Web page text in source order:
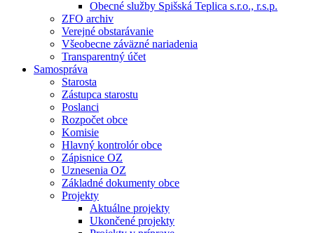
Obecné služby Spišská Teplica s.r.o., r.s.p.
ZFO archiv
Verejné obstarávanie
Všeobecne záväzné nariadenia
Transparentný účet
Samospráva
Starosta
Zástupca starostu
Poslanci
Rozpočet obce
Komisie
Hlavný kontrolór obce
Zápisnice OZ
Uznesenia OZ
Základné dokumenty obce
Projekty
Aktuálne projekty
Ukončené projekty